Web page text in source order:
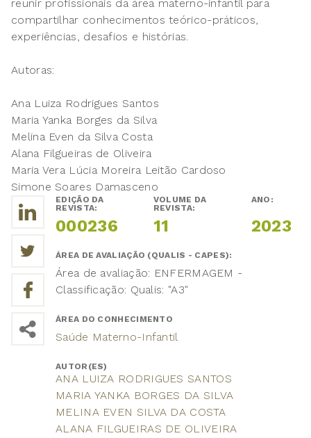
reunir profissionais da área materno-infantil para
compartilhar conhecimentos teórico-práticos,
experiências, desafios e histórias.
Autoras:
Ana Luiza Rodrigues Santos
Maria Yanka Borges da Silva
Melina Even da Silva Costa
Alana Filgueiras de Oliveira
Maria Vera Lúcia Moreira Leitão Cardoso
Simone Soares Damasceno
EDIÇÃO DA
REVISTA:
000236
VOLUME DA
REVISTA:
11
ANO:
2023
ÁREA DE AVALIAÇÃO (QUALIS - CAPES):
Área de avaliação: ENFERMAGEM -
Classificação: Qualis: "A3"
ÁREA DO CONHECIMENTO
Saúde Materno-Infantil
AUTOR(ES)
ANA LUIZA RODRIGUES SANTOS
MARIA YANKA BORGES DA SILVA
MELINA EVEN SILVA DA COSTA
ALANA FILGUEIRAS DE OLIVEIRA